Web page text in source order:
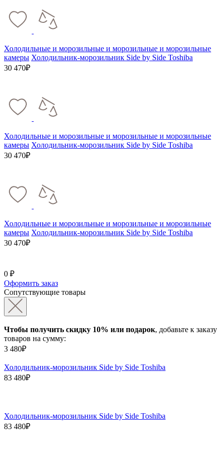
Холодильные и морозильные и морозильные и морозильные
камеры Холодильник-морозильник Side by Side Toshiba
30 470₽
Холодильные и морозильные и морозильные и морозильные
камеры Холодильник-морозильник Side by Side Toshiba
30 470₽
Холодильные и морозильные и морозильные и морозильные
камеры Холодильник-морозильник Side by Side Toshiba
30 470₽
0 ₽
Оформить заказ
Сопутствующие товары
Чтобы получить скидку 10% или подарок, добавьте к заказу
товаров на сумму:
3 480₽
Холодильник-морозильник Side by Side Toshiba
83 480₽
Холодильник-морозильник Side by Side Toshiba
83 480₽